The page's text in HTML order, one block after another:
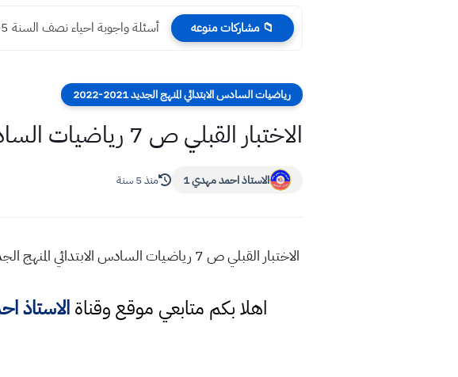
📁 مشاركات منوعه أسئلة واجوبة احياء نصف السنة 2025 اول متوسط
رياضيات السادس الابتدائي المنهج الجديد 2021-2022
الاختبار القبلي ص 7 رياضيات السادس الابتدائي المنهج الجديد 2021
الاستاذ احمد مهدي 1 منذ 5 سنة
الاختبار القبلي ص 7 رياضيات السادس الابتدائي المنهج الجديد 2021
اهلا بكم متابعي موقع وقناةالاستاذ